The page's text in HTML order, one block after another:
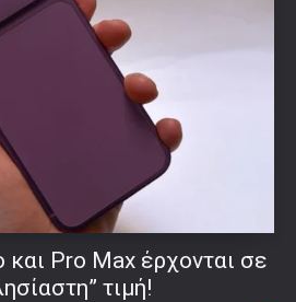
Pro Max έρχονται σε
τιμή!